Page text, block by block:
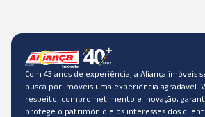
Com 43 anos de experiência, a Aliança imóveis
busca por imóveis uma experiência agradável.
respeito, comprometimento e inovação,
protege o patrimônio e os interesses dos